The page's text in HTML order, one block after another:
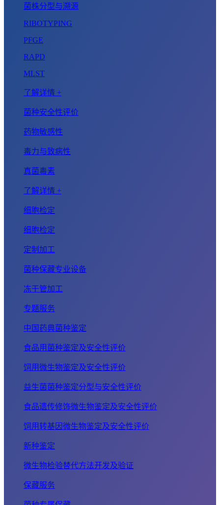
菌株分型与溯源
RIBOTYPING
PFGE
RAPD
MLST
了解详情 +
菌种安全性评价
药物敏感性
毒力与致病性
真菌毒素
了解详情 +
细胞检定
细胞检定
定制加工
菌种保藏专业设备
冻干管加工
专题服务
中国药典菌种鉴定
食品用菌种鉴定及安全性评价
饲用微生物鉴定及安全性评价
益生菌菌种鉴定分型与安全性评价
食品遗传修饰微生物鉴定及安全性评价
饲用转基因微生物鉴定及安全性评价
新种鉴定
微生物检验替代方法开发及验证
保藏服务